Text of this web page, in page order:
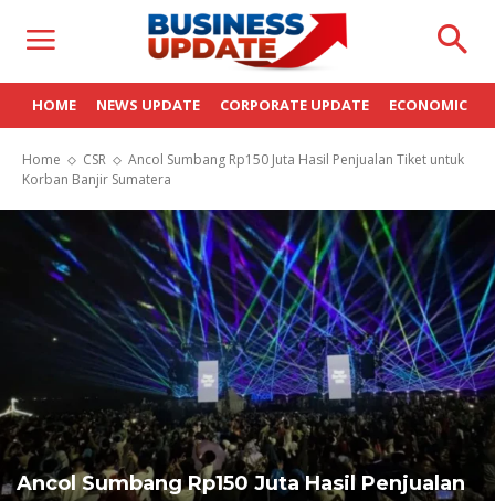
HOME NEWS UPDATE CORPORATE UPDATE ECONOMIC
Home CSR
Ancol Sumbang Rp150 Juta Hasil Penjualan Tiket untuk
Korban Banjir Sumatera
Ancol Sumbang Rp150 Juta Hasil Penjualan